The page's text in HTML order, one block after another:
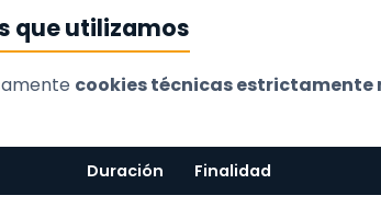
que utilizamos
cookies técnicas estrictamente
Duración Finalidad